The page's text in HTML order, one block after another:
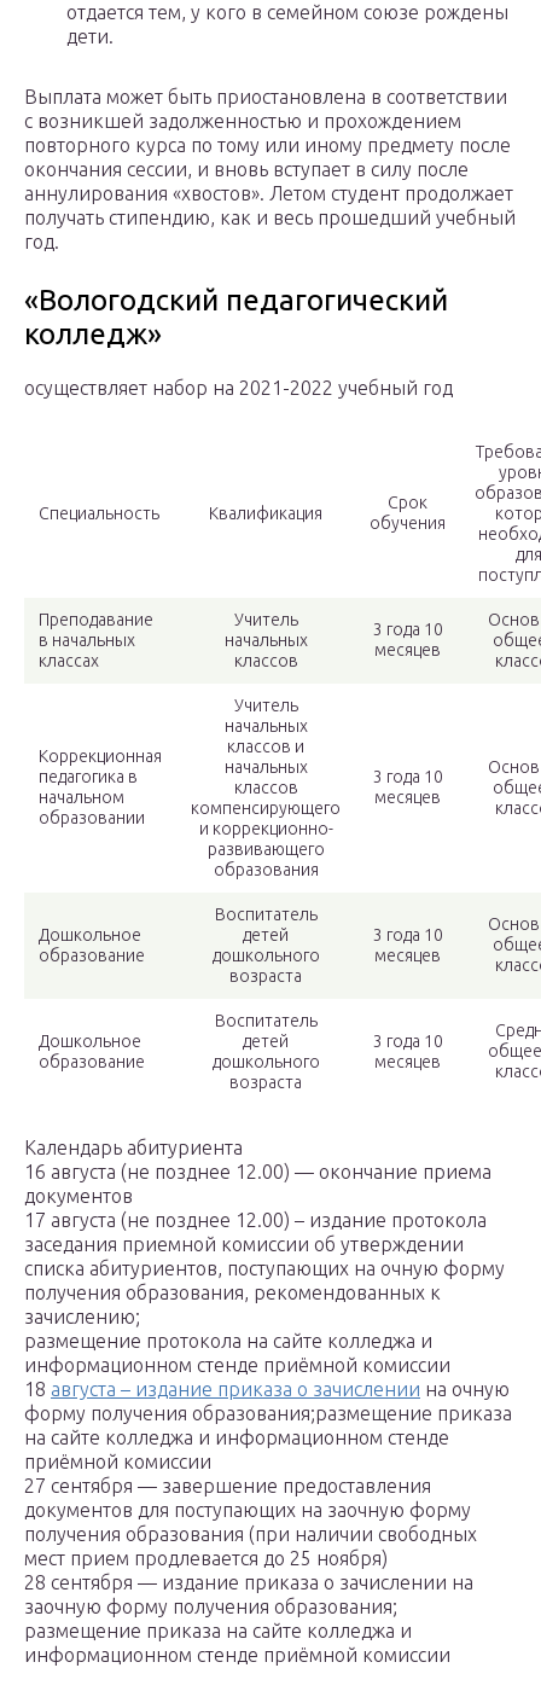
отдается тем, у кого в семейном союзе рождены
дети.
Выплата может быть приостановлена в соответствии
с возникшей задолженностью и прохождением
повторного курса по тому или иному предмету после
окончания сессии, и вновь вступает в силу после
аннулирования «хвостов». Летом студент продолжает
получать стипендию, как и весь прошедший учебный
год.
«Вологодский педагогический
колледж»
осуществляет набор на 2021-2022 учебный год
Специальность Квалификация
Срок
обучения
для
Преподавание
в начальных
классах
Учитель
начальных
классов
3 года 10
месяцев
Коррекционная
педагогика в
начальном
образовании
Учитель
начальных
классов и
начальных
классов
компенсирующего
и коррекционно-
развивающего
образования
3 года 10
месяцев
Дошкольное
образование
Воспитатель
детей
дошкольного
возраста
3 года 10
месяцев
Дошкольное
образование
Воспитатель
детей
дошкольного
возраста
3 года 10
месяцев
Календарь абитуриента
16 августа (не позднее 12.00) — окончание приема
документов
17 августа (не позднее 12.00) – издание протокола
заседания приемной комиссии об утверждении
списка абитуриентов, поступающих на очную форму
получения образования, рекомендованных к
зачислению;
размещение протокола на сайте колледжа и
информационном стенде приёмной комиссии
18 августа – издание приказа о зачислении на очную
форму получения образования;размещение приказа
на сайте колледжа и информационном стенде
приёмной комиссии
27 сентября — завершение предоставления
документов для поступающих на заочную форму
получения образования (при наличии свободных
мест прием продлевается до 25 ноября)
28 сентября — издание приказа о зачислении на
заочную форму получения образования;
размещение приказа на сайте колледжа и
информационном стенде приёмной комиссии